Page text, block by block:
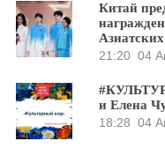
Китай
21:20 04
и Елена
18:28 04